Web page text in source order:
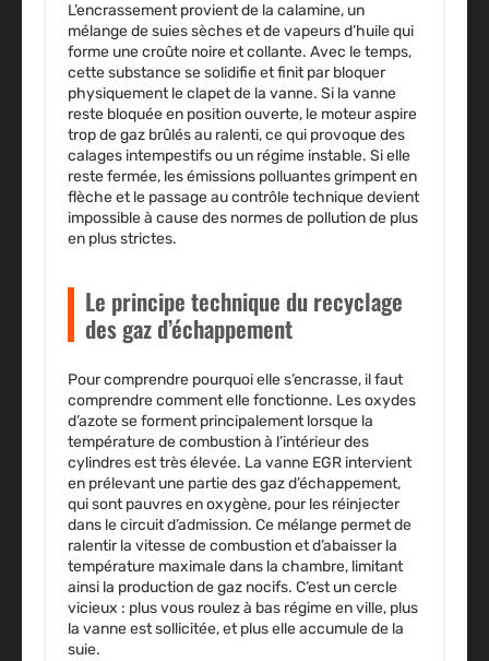
L’encrassement provient de la calamine, un
mélange de suies sèches et de vapeurs d’huile qui
forme une croûte noire et collante. Avec le temps,
cette substance se solidifie et finit par bloquer
physiquement le clapet de la vanne. Si la vanne
reste bloquée en position ouverte, le moteur aspire
trop de gaz brûlés au ralenti, ce qui provoque des
calages intempestifs ou un régime instable. Si elle
reste fermée, les émissions polluantes grimpent en
flèche et le passage au contrôle technique devient
impossible à cause des normes de pollution de plus
en plus strictes.
Le principe technique du recyclage
des gaz d’échappement
Pour comprendre pourquoi elle s’encrasse, il faut
comprendre comment elle fonctionne. Les oxydes
d’azote se forment principalement lorsque la
température de combustion à l’intérieur des
cylindres est très élevée. La vanne EGR intervient
en prélevant une partie des gaz d’échappement,
qui sont pauvres en oxygène, pour les réinjecter
dans le circuit d’admission. Ce mélange permet de
ralentir la vitesse de combustion et d’abaisser la
température maximale dans la chambre, limitant
ainsi la production de gaz nocifs. C’est un cercle
vicieux : plus vous roulez à bas régime en ville, plus
la vanne est sollicitée, et plus elle accumule de la
suie.